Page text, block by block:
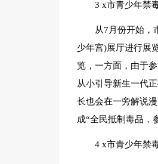
3 x市青少年禁
从7月份开始，
少年宫)展厅进行展
览，一方面，由于
从小引导新生一代
长也会在一旁解说
成“全民抵制毒品，
4 x市青少年禁